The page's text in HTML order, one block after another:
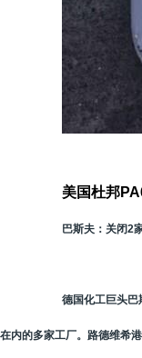
美国杜邦
巴斯夫：关闭2
德国化工巨头巴
在内的多家工厂。路德维希